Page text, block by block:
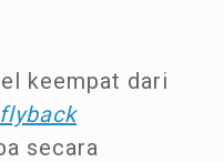
keempat dari
flyback
secara